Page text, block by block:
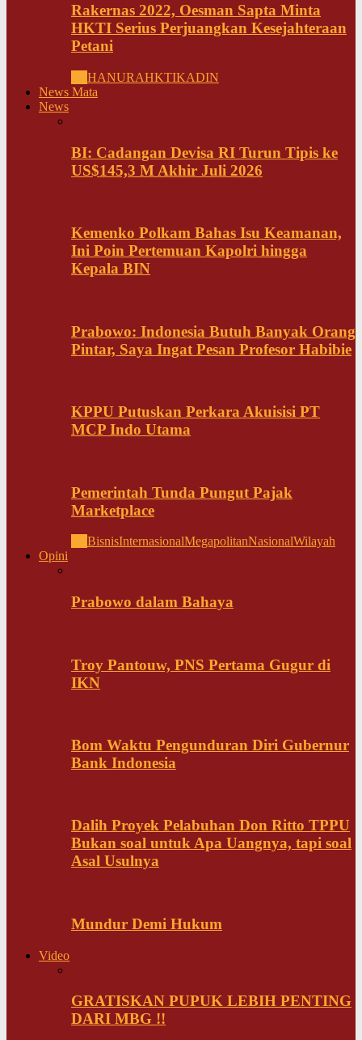
Rakernas 2022, Oesman Sapta Minta
HKTI Serius Perjuangkan Kesejahteraan
Petani
HANURAHKTIKADIN
News Mata
News
BI: Cadangan Devisa RI Turun Tipis ke
US$145,3 M Akhir Juli 2026
Kemenko Polkam Bahas Isu Keamanan,
Ini Poin Pertemuan Kapolri hingga
Kepala BIN
Prabowo: Indonesia Butuh Banyak Orang
Pintar, Saya Ingat Pesan Profesor Habibie
KPPU Putuskan Perkara Akuisisi PT
MCP Indo Utama
Pemerintah Tunda Pungut Pajak
Marketplace
BisnisInternasionalMegapolitanNasionalWilayah
Opini
Prabowo dalam Bahaya
Troy Pantouw, PNS Pertama Gugur di
IKN
Bom Waktu Pengunduran Diri Gubernur
Bank Indonesia
Dalih Proyek Pelabuhan Don Ritto TPPU
Bukan soal untuk Apa Uangnya, tapi soal
Asal Usulnya
Mundur Demi Hukum
Video
GRATISKAN PUPUK LEBIH PENTING
DARI MBG !!